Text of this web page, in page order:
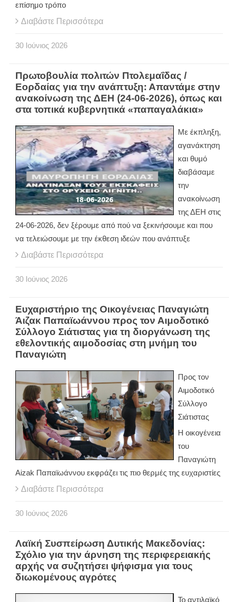
επίσημο τρόπο
Διαβάστε Περισσότερα
30 Ιούνιος 2026
Πρωτοβουλία πολιτών Πτολεμαΐδας /
Εορδαίας για την ανάπτυξη: Απαντάμε στην
ανακοίνωση της ΔΕΗ (24-06-2026), όπως και
στα τοπικά κυβερνητικά «παπαγαλάκια»
Με έκπληξη,
αγανάκτηση
και θυμό
διαβάσαμε
την
ανακοίνωση
της ΔΕΗ στις
24-06-2026, δεν ξέρουμε από πού να ξεκινήσουμε και που
να τελειώσουμε με την έκθεση ιδεών που ανάπτυξε
Διαβάστε Περισσότερα
30 Ιούνιος 2026
Ευχαριστήριο της Οικογένειας Παναγιώτη
Άιζακ Παπαϊωάννου προς τον Αιμοδοτικό
Σύλλογο Σιάτιστας για τη διοργάνωση της
εθελοντικής αιμοδοσίας στη μνήμη του
Παναγιώτη
Προς τον
Αιμοδοτικό
Σύλλογο
Σιάτιστας
Η οικογένεια
του
Παναγιώτη
Aizak Παπαϊωάννου εκφράζει τις πιο θερμές της ευχαριστίες
Διαβάστε Περισσότερα
30 Ιούνιος 2026
Λαϊκή Συσπείρωση Δυτικής Μακεδονίας:
Σχόλιο για την άρνηση της περιφερειακής
αρχής να συζητήσει ψήφισμα για τους
διωκομένους αγρότες
Το αντιλαϊκό